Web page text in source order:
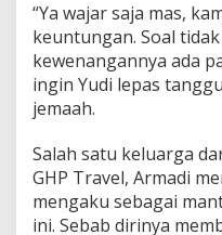
“Ya wajar saja mas,
keuntungan. Soal
kewenangannya ada
ingin Yudi lepas
jemaah.
Salah satu keluarga
GHP Travel, Armadi
mengaku sebagai
ini. Sebab dirinya